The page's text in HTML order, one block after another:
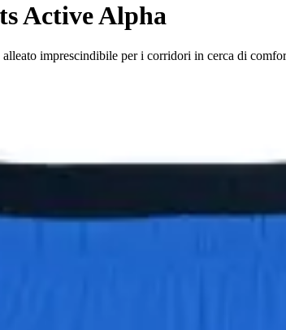
Active Alpha
imprescindibile per i corridori in cerca di